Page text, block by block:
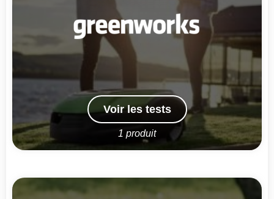
Voir les tests
1 produit